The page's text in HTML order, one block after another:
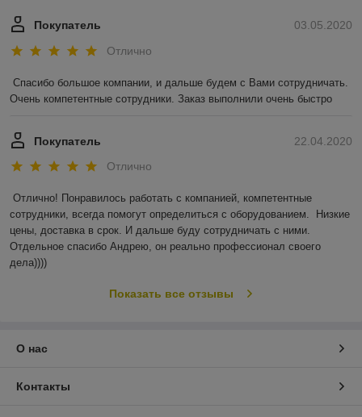
03.05.2020
Покупатель
Отлично
Спасибо большое компании, и дальше будем с Вами сотрудничать.
Очень компетентные сотрудники. Заказ выполнили очень быстро
22.04.2020
Покупатель
Отлично
Отлично! Понравилось работать с компанией, компетентные
сотрудники, всегда помогут определиться с оборудованием.  Низкие
цены, доставка в срок. И дальше буду сотрудничать с ними.
Отдельное спасибо Андрею, он реально профессионал своего
дела))))
Показать все отзывы
О нас
Контакты